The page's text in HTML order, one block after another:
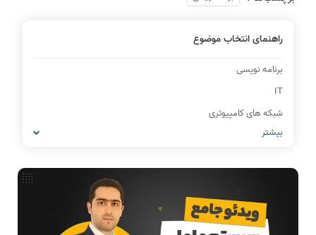
راهنمای انتخاب موضوع
برنامه نویسی
IT
شبکه های کامپیوتری
مشاغل رشته کامپیوتر
مدار منطقی
ساختمان داده
بیشتر